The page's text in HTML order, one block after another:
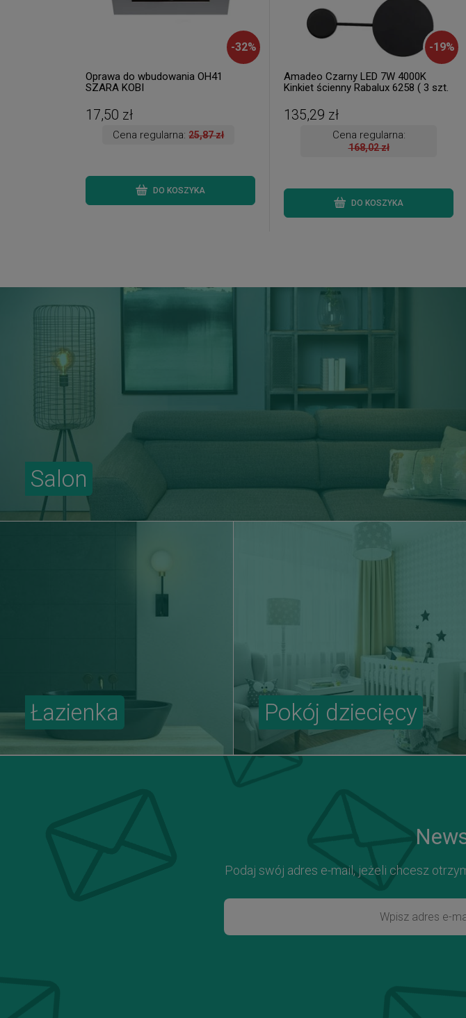
-32%
Oprawa do wbudowania OH41
SZARA KOBI
17,50 zł
Cena regularna:25,87 zł
DO KOSZYKA
-19%
Amadeo Czarny LED 7W 4000K
Kinkiet ścienny Rabalux 6258 ( 3 szt.
135,29 zł
Cena regularna:
168,02 zł
DO KOSZYKA
Salon
Łazienka Pokój dziecięcy
Podaj swój adres e-mail, jeżeli chcesz